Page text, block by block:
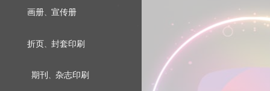
画册、 宣传册
折页 封套印刷
期刊 、 杂志印刷